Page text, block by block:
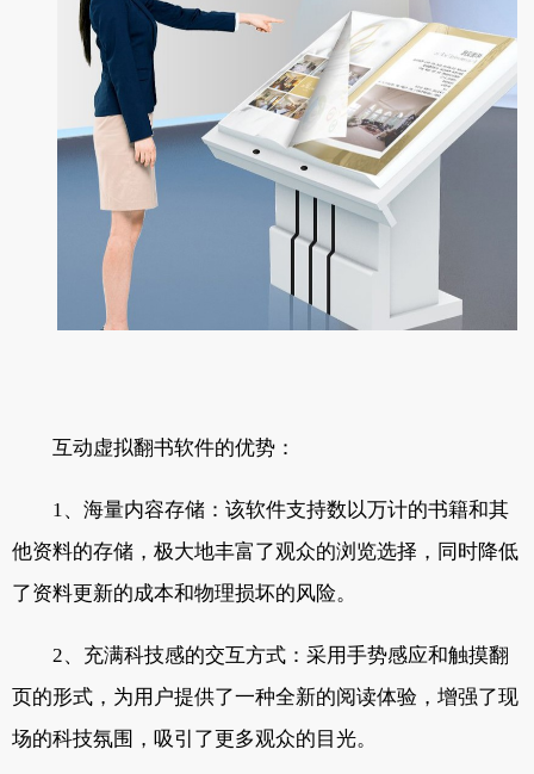
互动虚拟翻书软件的优势：
1、海量内容存储：该软件支持数以万计的书籍和其
他资料的存储，极大地丰富了观众的浏览选择，同时降低
了资料更新的成本和物理损坏的风险。
2、充满科技感的交互方式：采用手势感应和触摸翻
页的形式，为用户提供了一种全新的阅读体验，增强了现
场的科技氛围，吸引了更多观众的目光。